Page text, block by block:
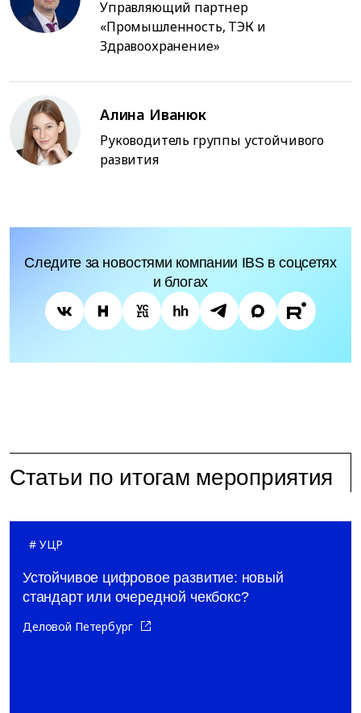
Управляющий партнер
«Промышленность, ТЭК и
Здравоохранение»
Алина Иванюк
Руководитель группы устойчивого
развития
Следите за новостями компании IBS в соцсетях
и блогах
Статьи по итогам мероприятия
УЦР
Устойчивое цифровое развитие: новый
стандарт или очередной чекбокс?
Деловой Петербург